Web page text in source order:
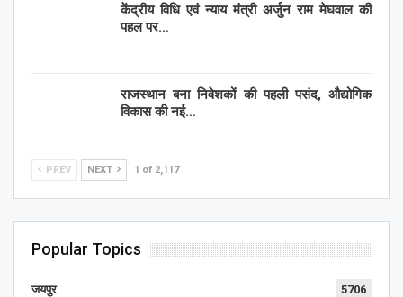
केंद्रीय विधि एवं न्याय मंत्री अर्जुन राम मेघवाल की
पहल पर…
राजस्थान बना निवेशकों की पहली पसंद, औद्योगिक
विकास की नई…
PREV NEXT 1 of 2,117
Popular Topics
जयपुर 5706